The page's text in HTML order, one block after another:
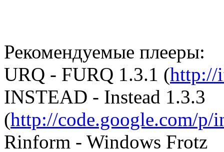
Рекомендуемые плееры:
URQ - FURQ 1.3.1 (http://
INSTEAD - Instead 1.3.3
(http://code.google.com/p/
Rinform - Windows Frotz